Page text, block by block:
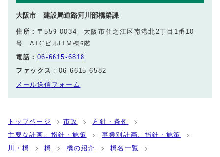
大阪市 建設局道路河川部橋梁課
住所： 〒559-0034 大阪市住之江区南港北2丁目1番10
号 ATCビルITM棟6階
電話： 06-6615-6818
ファックス： 06-6615-6582
メール送信フォーム
トップページ 市政
方針・条例
主要な計画、指針・施策
事業別計画、指針・施策
川・橋
橋 橋の紹介
橋名一覧